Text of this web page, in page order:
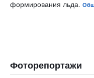
формирования льда.
Фоторепортажи